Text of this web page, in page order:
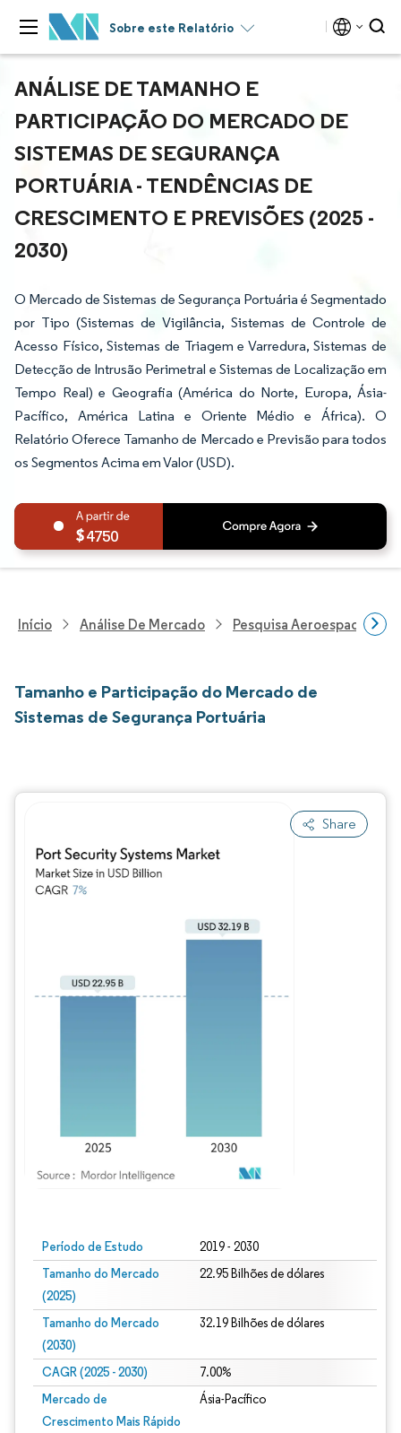
Sobre este Relatório
ANÁLISE DE TAMANHO E
PARTICIPAÇÃO DO MERCADO DE
SISTEMAS DE SEGURANÇA
PORTUÁRIA - TENDÊNCIAS DE
CRESCIMENTO E PREVISÕES (2025 -
2030)
O Mercado de Sistemas de Segurança Portuária é Segmentado
por Tipo (Sistemas de Vigilância, Sistemas de Controle de
Acesso Físico, Sistemas de Triagem e Varredura, Sistemas de
Detecção de Intrusão Perimetral e Sistemas de Localização em
Tempo Real) e Geografia (América do Norte, Europa, Ásia-
Pacífico, América Latina e Oriente Médio e África). O
Relatório Oferece Tamanho de Mercado e Previsão para todos
os Segmentos Acima em Valor (USD).
4750
Início Análise De Mercado Pesquisa Aeroespacial E
Tamanho e Participação do Mercado de
Sistemas de Segurança Portuária
Share
Período de Estudo 2019 - 2030
Tamanho do Mercado
(2025)
22.95 Bilhões de dólares
Tamanho do Mercado
(2030)
32.19 Bilhões de dólares
CAGR (2025 - 2030) 7.00%
Mercado de
Crescimento Mais Rápido
Ásia-Pacífico